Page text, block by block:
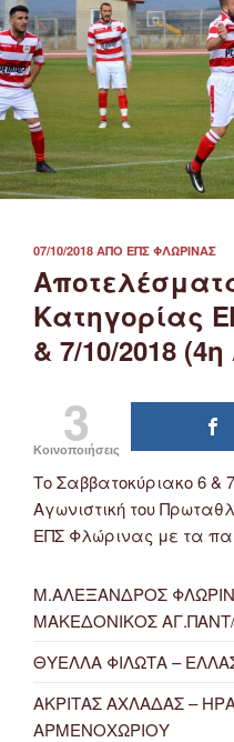
ΔΗΜΟΣΙΕΎΤΗΚΕ
ΣΤΙΣ
07/10/2018 ΑΠΌ ΕΠΣ ΦΛΏΡΙΝΑΣ
Κατηγορίας
& 7/10/2018
3
Κοινοποιήσεις
Το Σαββατοκύριακο 6 &
Αγωνιστική του
ΕΠΣ Φλώρινας με τα
Μ.ΑΛΕΞΑΝΔΡΟΣ
ΜΑΚΕΔΟΝΙΚΟΣ
ΘΥΕΛΛΑ ΦΙΛΩΤΑ –
ΑΚΡΙΤΑΣ ΑΧΛΑΔΑΣ –
ΑΡΜΕΝΟΧΩΡΙΟΥ